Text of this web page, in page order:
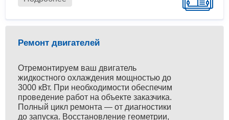
Ремонт двигателей
Отремонтируем ваш двигатель
жидкостного охлаждения мощностью до
3000 кВт. При необходимости обеспечим
проведение работ на объекте заказчика.
Полный цикл ремонта — от диагностики
до запуска. Восстановление геометрии,